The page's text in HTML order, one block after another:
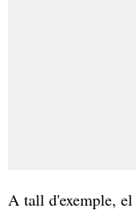
A tall d'exemple, el